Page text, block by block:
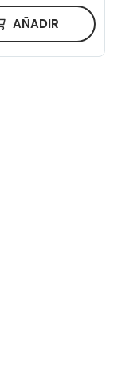
AÑADIR